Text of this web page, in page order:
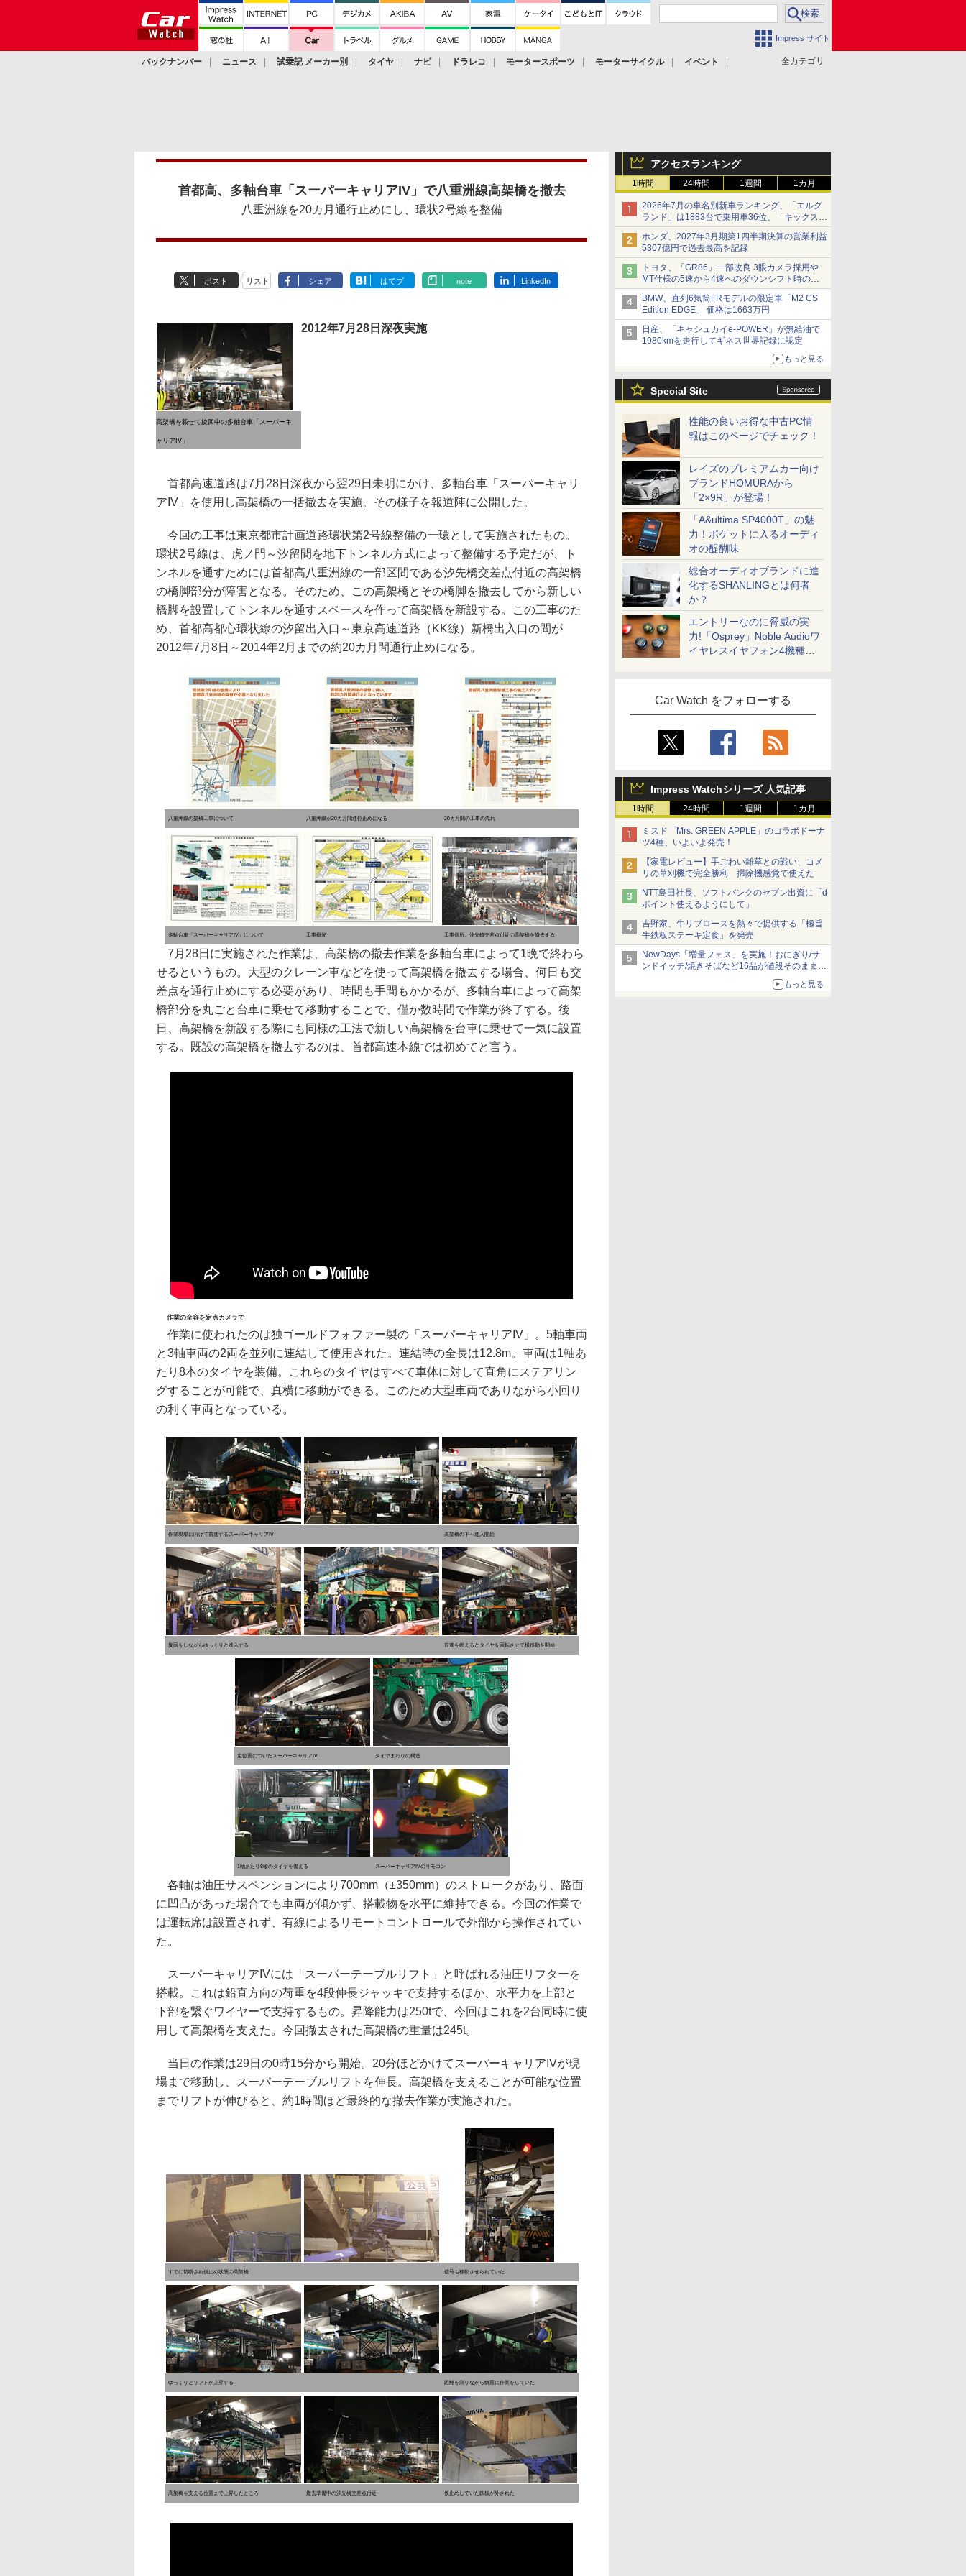
Impress サイト
全カテゴリ
バックナンバー ニュース 試乗記 メーカー別 タイヤ ナビ ドラレコ モータースポーツ モーターサイクル
イベント
アクセスランキング
1時間 24時間 1週間 1カ月
2026年7月の車名別新車ランキング、「エルグ
ランド」は1883台で乗用車36位、「キックス」
は2591台で27位に
ホンダ、2027年3月期第1四半期決算の営業利益
5307億円で過去最高を記録
トヨタ、「GR86」一部改良 3眼カメラ採用や
MT仕様の5速から4速へのダウンシフト時の操
作性向上など
BMW、直列6気筒FRモデルの限定車「M2 CS
Edition EDGE」 価格は1663万円
日産、「キャシュカイe-POWER」が無給油で
1980kmを走行してギネス世界記録に認定
もっと見る
Special Site
性能の良いお得な中古PC情
報はこのページでチェック！
レイズのプレミアムカー向け
ブランドHOMURAから
「2×9R」が登場！
「A&ultima SP4000T」の魅
力！ポケットに入るオーディ
オの醍醐味
総合オーディオブランドに進
化するSHANLINGとは何者
か？
エントリーなのに脅威の実
力!「Osprey」Noble Audioワ
イヤレスイヤフォン4機種を
Car Watch をフォローする
Impress Watchシリーズ 人気記事
1時間 24時間 1週間 1カ月
ミスド「Mrs. GREEN APPLE」のコラボドーナ
ツ4種、いよいよ発売！
【家電レビュー】手ごわい雑草との戦い、コメ
リの草刈機で完全勝利 掃除機感覚で使えた
NTT島田社長、ソフトバンクのセブン出資に「d
ポイント使えるようにして」
吉野家、牛リブロースを熱々で提供する「極旨
牛鉄板ステーキ定食」を発売
NewDays「増量フェス」を実施！おにぎり/サ
ンドイッチ/焼きそばなど16品が値段そのままで
もっと見る
首都高、多軸台車「スーパーキャリアIV」で八重洲線高架橋を撤去
八重洲線を20カ月通行止めにし、環状2号線を整備
ポスト リスト シェア はてブ note LinkedIn
高架橋を載せて旋回中の多軸台車「スーパーキ
ャリアIV」
2012年7月28日深夜実施
首都高速道路は7月28日深夜から翌29日未明にかけ、多軸台車「スーパーキャリ
アIV」を使用し高架橋の一括撤去を実施。その様子を報道陣に公開した。
今回の工事は東京都市計画道路環状第2号線整備の一環として実施されたもの。
環状2号線は、虎ノ門～汐留間を地下トンネル方式によって整備する予定だが、ト
ンネルを通すためには首都高八重洲線の一部区間である汐先橋交差点付近の高架橋
の橋脚部分が障害となる。そのため、この高架橋とその橋脚を撤去してから新しい
橋脚を設置してトンネルを通すスペースを作って高架橋を新設する。この工事のた
め、首都高都心環状線の汐留出入口～東京高速道路（KK線）新橋出入口の間が
2012年7月8日～2014年2月までの約20カ月間通行止めになる。
八重洲線の架橋工事について 八重洲線が20カ月間通行止めになる 20カ月間の工事の流れ
多軸台車「スーパーキャリアIV」について 工事概況 工事個所。汐先橋交差点付近の高架橋を撤去する
7月28日に実施された作業は、高架橋の撤去作業を多軸台車によって1晩で終わら
せるというもの。大型のクレーン車などを使って高架橋を撤去する場合、何日も交
差点を通行止めにする必要があり、時間も手間もかかるが、多軸台車によって高架
橋部分を丸ごと台車に乗せて移動することで、僅か数時間で作業が終了する。後
日、高架橋を新設する際にも同様の工法で新しい高架橋を台車に乗せて一気に設置
する。既設の高架橋を撤去するのは、首都高速本線では初めてと言う。
作業の全容を定点カメラで
作業に使われたのは独ゴールドフォファー製の「スーパーキャリアIV」。5軸車両
と3軸車両の2両を並列に連結して使用された。連結時の全長は12.8m。車両は1軸あ
たり8本のタイヤを装備。これらのタイヤはすべて車体に対して直角にステアリン
グすることが可能で、真横に移動ができる。このため大型車両でありながら小回り
の利く車両となっている。
作業現場に向けて前進するスーパーキャリアIV 高架橋の下へ進入開始
旋回をしながらゆっくりと進入する 前進を終えるとタイヤを回転させて横移動を開始
定位置についたスーパーキャリアIV タイヤまわりの構造
1軸あたり8輪のタイヤを備える スーパーキャリアIVのリモコン
各軸は油圧サスペンションにより700mm（±350mm）のストロークがあり、路面
に凹凸があった場合でも車両が傾かず、搭載物を水平に維持できる。今回の作業で
は運転席は設置されず、有線によるリモートコントロールで外部から操作されてい
た。
スーパーキャリアIVには「スーパーテーブルリフト」と呼ばれる油圧リフターを
搭載。これは鉛直方向の荷重を4段伸長ジャッキで支持するほか、水平力を上部と
下部を繋ぐワイヤーで支持するもの。昇降能力は250tで、今回はこれを2台同時に使
用して高架橋を支えた。今回撤去された高架橋の重量は245t。
当日の作業は29日の0時15分から開始。20分ほどかけてスーパーキャリアIVが現
場まで移動し、スーパーテーブルリフトを伸長。高架橋を支えることが可能な位置
までリフトが伸びると、約1時間ほど最終的な撤去作業が実施された。
すでに切断され仮止め状態の高架橋 信号も移動させられていた
ゆっくりとリフトが上昇する 距離を測りながら慎重に作業をしていた
高架橋を支える位置まで上昇したところ 撤去準備中の汐先橋交差点付近 仮止めしていた鉄板が外された